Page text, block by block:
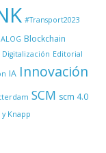
#Transport2023
ALOG Blockchain
Digitalización Editorial
IA Innovación
SCM scm 4.0
Knapp